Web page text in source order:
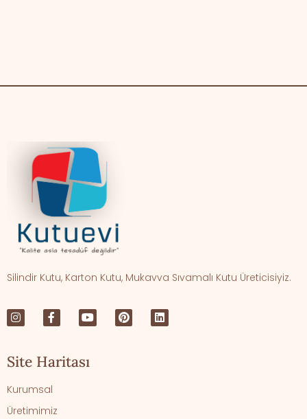
Silindir Kutu, Karton Kutu, Mukavva Sıvamalı Kutu Üreticisiyiz.
Site Haritası
Kurumsal
Üretimimiz